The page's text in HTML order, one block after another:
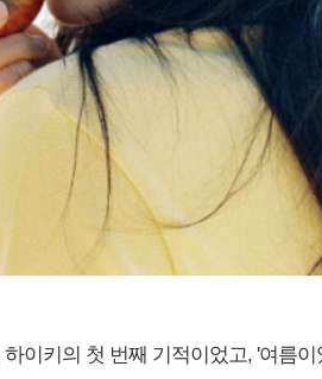
이키의 첫 번째 기적이었고, '여름